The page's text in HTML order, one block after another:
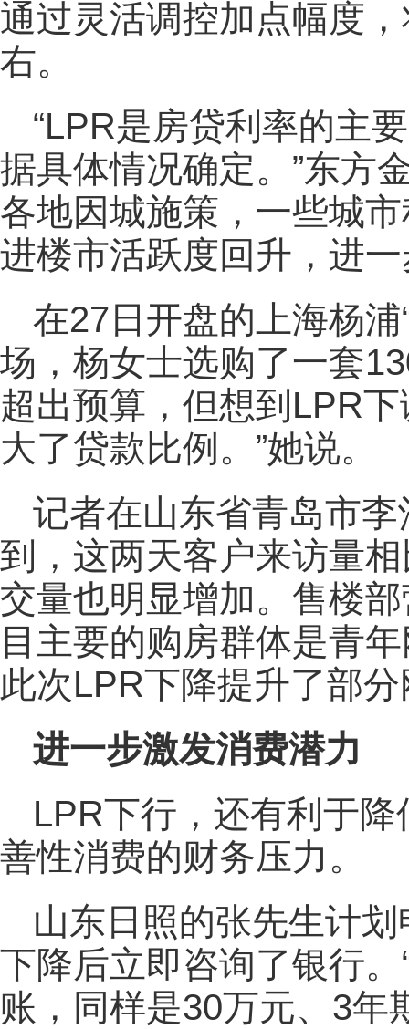
通过灵活调控加点幅度
右。
“LPR是房贷利率的主
据具体情况确定。”东方
各地因城施策，一些城
进楼市活跃度回升，进
在27日开盘的上海杨
场，杨女士选购了一套
超出预算，但想到LPR
大了贷款比例。”她说。
记者在山东省青岛市
到，这两天客户来访量
交量也明显增加。售楼
目主要的购房群体是青
此次LPR下降提升了部
进一步激发消费潜力
LPR下行，还有利于
善性消费的财务压力。
山东日照的张先生计
下降后立即咨询了银行
账，同样是30万元、3年